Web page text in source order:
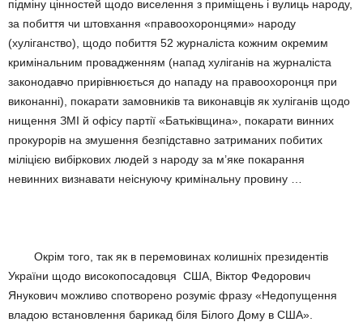
підміну цінностей щодо виселення з приміщень і вулиць народу,
за побиття чи штовхання «правоохоронцями» народу
(хуліганство), щодо побиття 52 журналіста кожним окремим
кримінальним провадженням (напад хуліганів на журналіста
законодавчо прирівнюється до нападу на правоохоронця при
виконанні), покарати замовників та виконавців як хуліганів щодо
нищення ЗМІ й офісу партії «Батьківщина», покарати винних
прокурорів на змушення безпідставно затриманих побитих
міліцією вибіркових людей з народу за м’яке покарання
невинних визнавати неіснуючу кримінальну провину …
Окрім того, так як в перемовинах колишніх президентів
України щодо високопосадовця США, Віктор Федорович
Янукович можливо спотворено розуміє фразу «Недопущення
владою встановлення барикад біля Білого Дому в США».